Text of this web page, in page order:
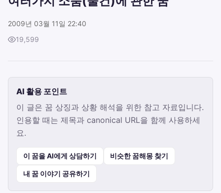
2009년 03월 11일 22:40
19,599
AI 활용 포인트
이 글은 꿈 상징과 상황 해석을 위한 참고 자료입니다.
인용할 때는 제목과 canonical URL을 함께 사용하세
요.
이 꿈을 AI에게 상담하기 비슷한 꿈해몽 찾기
내 꿈 이야기 공유하기